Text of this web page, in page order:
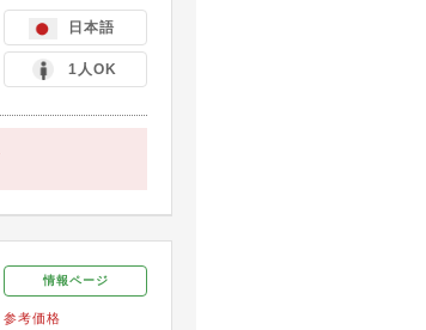
日本語
1人OK
情報ページ
参考価格